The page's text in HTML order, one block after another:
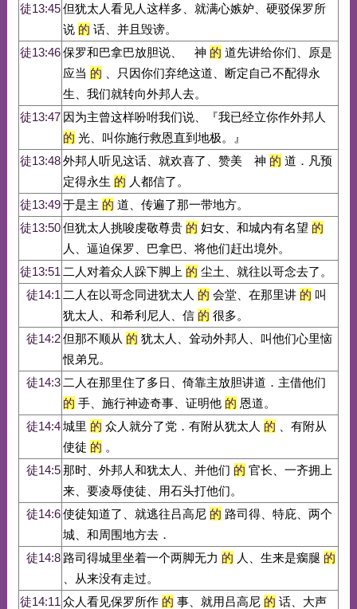
徒13:45但犹太人看见人这样多、就满心嫉妒、硬驳保罗所
说 的 话、并且毁谤。
徒13:46保罗和巴拿巴放胆说、 神 的 道先讲给你们、原是
应当 的 、只因你们弃绝这道、断定自己不配得永
生、我们就转向外邦人去。
徒13:47 因为主曾这样吩咐我们说、『我已经立你作外邦人
的 光、叫你施行救恩直到地极。』
徒13:48外邦人听见这话、就欢喜了、赞美 神 的 道．凡预
定得永生 的 人都信了。
徒13:49于是主 的 道、传遍了那一带地方。
徒13:50但犹太人挑唆虔敬尊贵 的 妇女、和城内有名望 的
人、逼迫保罗、巴拿巴、将他们赶出境外。
徒13:51 二人对着众人跺下脚上 的 尘土、就往以哥念去了。
徒14:1 二人在以哥念同进犹太人 的 会堂、在那里讲 的 叫
犹太人、和希利尼人、信 的 很多。
徒14:2但那不顺从 的 犹太人、耸动外邦人、叫他们心里恼
恨弟兄。
徒14:3 二人在那里住了多日、倚靠主放胆讲道．主借他们
的 手、施行神迹奇事、证明他 的 恩道。
徒14:4城里 的 众人就分了党．有附从犹太人 的 、有附从
使徒 的 。
徒14:5那时、外邦人和犹太人、并他们 的 官长、一齐拥上
来、要凌辱使徒、用石头打他们。
徒14:6使徒知道了、就逃往吕高尼 的 路司得、特庇、两个
城、和周围地方去．
徒14:8 路司得城里坐着一个两脚无力 的 人、生来是瘸腿 的
、从来没有走过。
徒14:11 众人看见保罗所作 的 事、就用吕高尼 的 话、大声